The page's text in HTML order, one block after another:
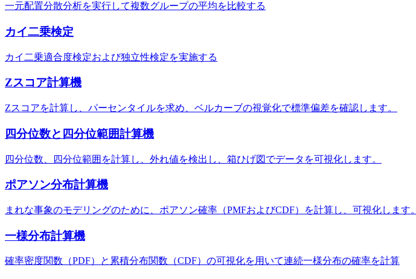
一元配置分散分析を実行して複数グループの平均を比較する
カイ二乗検定
カイ二乗適合度検定および独立性検定を実施する
Zスコア計算機
Zスコアを計算し、パーセンタイルを求め、ベルカーブの視覚化で標準偏差を確認します。
四分位数と四分位範囲計算機
四分位数、四分位範囲を計算し、外れ値を検出し、箱ひげ図でデータを可視化します。
ポアソン分布計算機
まれな事象のモデリングのために、ポアソン確率（PMFおよびCDF）を計算し、可視化します。
一様分布計算機
確率密度関数（PDF）と累積分布関数（CDF）の可視化を用いて連続一様分布の確率を計算